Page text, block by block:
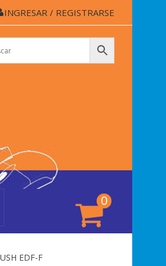
INGRESAR / REGISTRARSE
0
EDF-F